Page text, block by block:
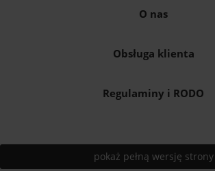
O nas
Obsługa klienta
Regulaminy i RODO
pokaż pełną wersję strony